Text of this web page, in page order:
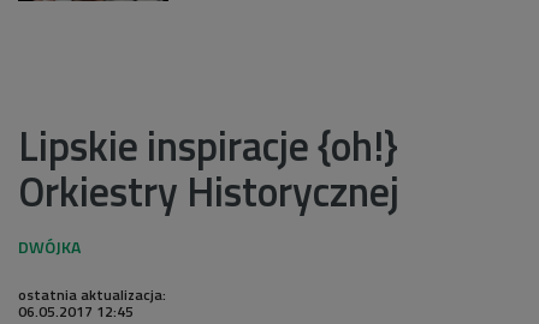
Lipskie inspiracje {oh!}
Orkiestry Historycznej
ostatnia aktualizacja:
06.05.2017 12:45